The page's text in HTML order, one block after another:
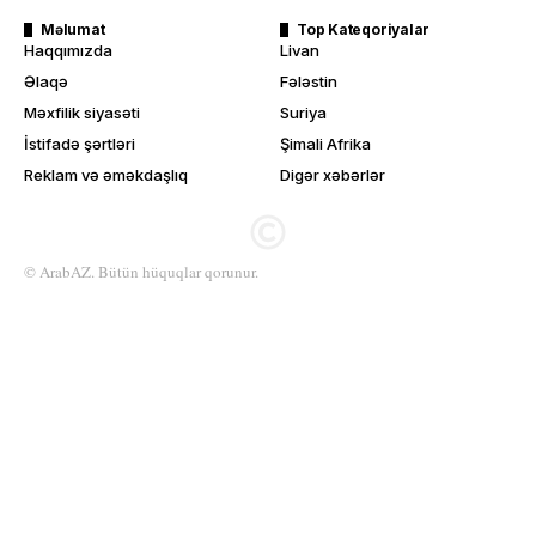
Məlumat
Haqqımızda
Əlaqə
Məxfilik siyasəti
İstifadə şərtləri
Reklam və əməkdaşlıq
Top Kateqoriyalar
Livan
Fələstin
Suriya
Şimali Afrika
Digər xəbərlər
© ArabAZ. Bütün hüquqlar qorunur.